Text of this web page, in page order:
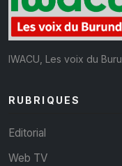
IWACU, Les voix du
RUBRIQUES
Editorial
Web TV